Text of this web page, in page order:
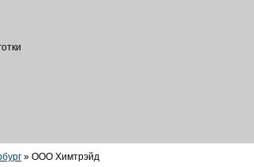
» ООО Химтрэйд